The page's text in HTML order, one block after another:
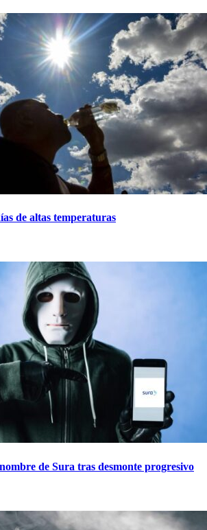
de altas temperaturas
de Sura tras desmonte progresivo